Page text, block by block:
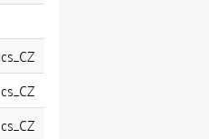
cs_CZ
cs_CZ
cs_CZ